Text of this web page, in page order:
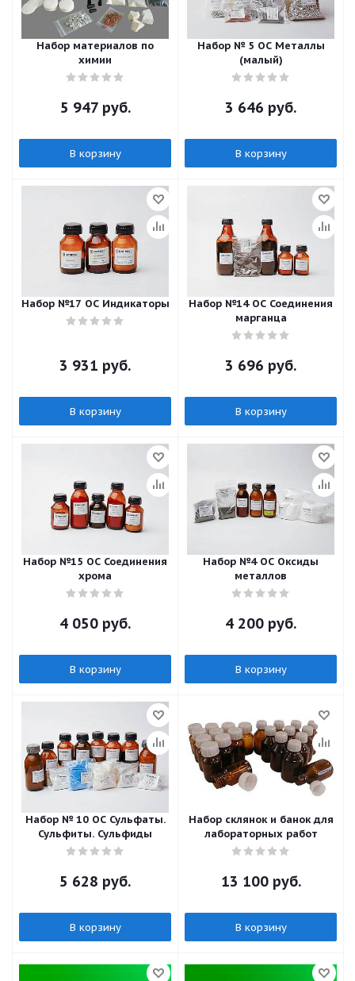
Набор материалов по
химии
5 947руб.
В корзину
Набор № 5 ОС Металлы
(малый)
3 646 руб.
В корзину
Набор №17 ОС Индикаторы
3 931 руб.
В корзину
Набор №14 ОС Соединения
марганца
3 696 руб.
В корзину
Набор №15 ОС Соединения
хрома
4 050 руб.
В корзину
Набор №4 ОС Оксиды
металлов
4 200 руб.
В корзину
Набор № 10 ОС Сульфаты.
Сульфиты. Сульфиды
5 628 руб.
В корзину
Набор склянок и банок для
лабораторных работ
13 100руб.
В корзину